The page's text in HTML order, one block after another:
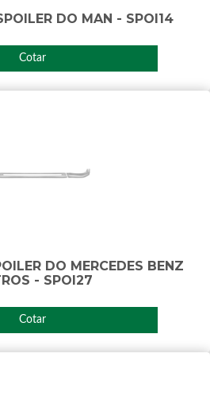
DO MAN - SPOI14
Cotar
DO MERCEDES BENZ
- SPOI27
Cotar